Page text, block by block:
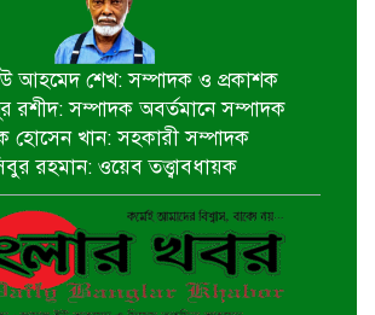
৫ আগস্ট স্বাধীনতাপ্রিয় মানুষের বিজয়ের
দিন-প্রধানমন্ত্রী
পাইকগাছায় জুলাই গণঅভ্যুত্থান দিবস
পালিত
বটিয়াঘাটায় জুলাই গণঅভ্যুত্থান দিবস
উপলক্ষ্যে পুরস্কার বিতরণ ও সভা অনুষ্ঠিত
আহমেদ শেখ: সম্পাদক ও প্রকাশক
রশীদ: সম্পাদক অবর্তমানে সম্পাদক
হোসেন খান: সহকারী সম্পাদক
রহমান: ওয়েব তত্ত্বাবধায়ক